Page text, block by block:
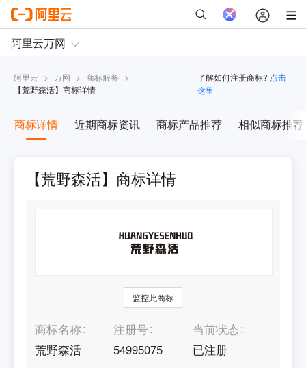
阿里云 > 万网 > 商标服务 >
【荒野森活】商标详情
了解如何注册商标? 点击
这里
商标详情 近期商标资讯 商标产品推荐 相似商标推荐
【荒野森活】商标详情
监控此商标
商标名称
荒野森活
注册号
54995075
当前状态
已注册